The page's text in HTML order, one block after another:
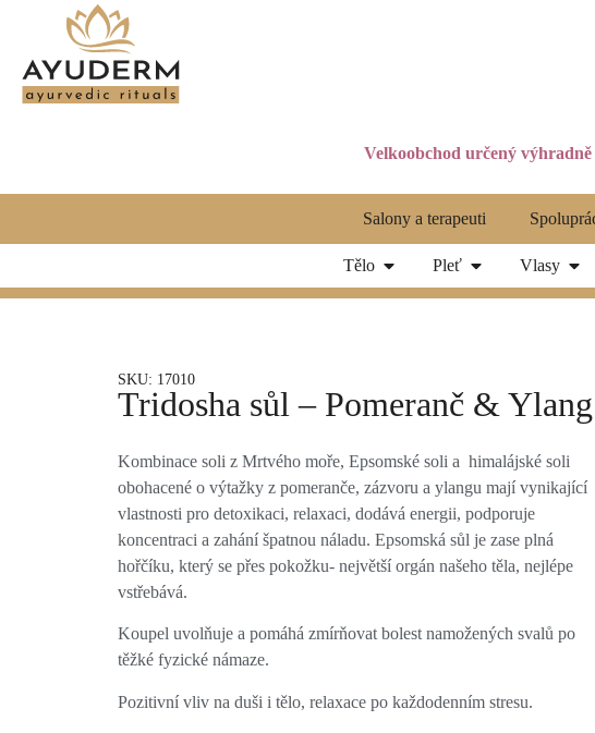
Velkoobchod určený
Salony a terapeuti
Tělo Pleť Vlasy
SKU: 17010
Tridosha sůl – Pomeranč & Ylang
Kombinace soli z Mrtvého moře, Epsomské soli a himalájské soli
obohacené o výtažky z pomeranče, zázvoru a ylangu mají vynikající
vlastnosti pro detoxikaci, relaxaci, dodává energii, podporuje
koncentraci a zahání špatnou náladu. Epsomská sůl je zase plná
hořčíku, který se přes pokožku- největší orgán našeho těla, nejlépe
vstřebává.
Koupel uvolňuje a pomáhá zmírňovat bolest namožených svalů po
těžké fyzické námaze.
Pozitivní vliv na duši i tělo, relaxace po každodenním stresu.